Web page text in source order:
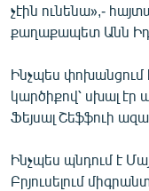
Русский
«Ազատության»
չէին ունենա»,-
քաղաքապետ Անն
Ինչպես փոխանցում
կարծիքով՝ սխալ էր
Ֆեյսալ Շեֆֆուի
Ինչպես պնդում է
Բրյուսելում